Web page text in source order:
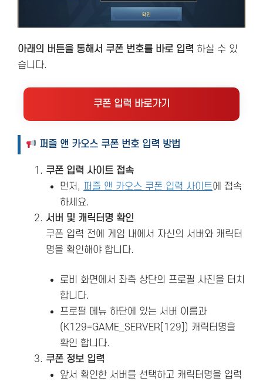
아래의 버튼을 통해서 쿠폰 번호를 바로 입력 하실 수 있
습니다.
쿠폰 입력 바로가기
퍼즐 앤 카오스 쿠폰 번호 입력 방법
쿠폰 입력 사이트 접속
먼저, 퍼즐 앤 카오스 쿠폰 입력 사이트에 접속
하세요.
서버 및 캐릭터명 확인
쿠폰 입력 전에 게임 내에서 자신의 서버와 캐릭터
명을 확인해야 합니다.
로비 화면에서 좌측 상단의 프로필 사진을 터치
합니다.
프로필 메뉴 하단에 있는 서버 이름과
(K129=GAME_SERVER[129]) 캐릭터명을
확인 합니다.
쿠폰 정보 입력
앞서 확인한 서버를 선택하고 캐릭터명을 입력